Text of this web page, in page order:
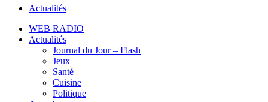
Actualités
WEB RADIO
Actualités
Journal du Jour – Flash
Jeux
Santé
Cuisine
Politique